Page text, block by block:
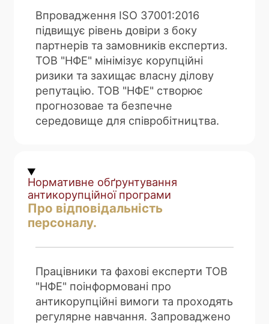
Впровадження ISO 37001:2016
підвищує рівень довіри з боку
партнерів та замовників експертиз.
ТОВ "НФЕ" мінімізує корупційні
ризики та захищає власну ділову
репутацію. ТОВ "НФЕ" створює
прогнозовае та безпечне
середовище для співробітництва.
Нормативне обґрунтування
антикорупційної програми
Про відповідальність
персоналу.
Працівники та фахові експерти ТОВ
"НФЕ" поінформовані про
антикорупційні вимоги та проходять
регулярне навчання. Запроваджено